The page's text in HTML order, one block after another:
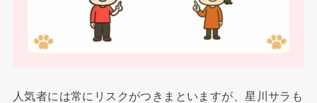
人気者には常にリスクがつきまといますが、星川サラも